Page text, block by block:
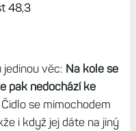
48,3
věc: Na kole se
pak nedochází ke
se mimochodem
i když jej dáte na jiný